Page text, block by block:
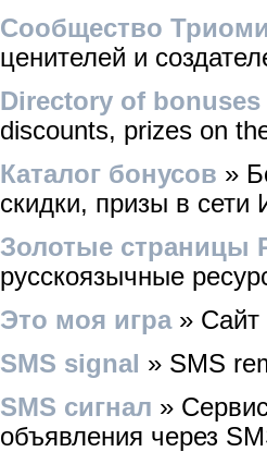
Сообщество
ценителей и
Directory of bonuses
discounts, prizes on
Каталог бонусов »
скидки, призы в сети
Золотые страницы
русскоязычные
Это моя игра» Сайт
SMS signal » SMS
SMS сигнал »
объявления через